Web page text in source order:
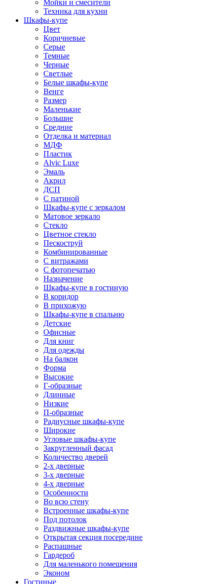
Мойки и смесители
Техника для кухни
Шкафы-купе
Цвет
Коричневые
Серые
Темные
Черные
Светлые
Белые шкафы-купе
Венге
Размер
Маленькие
Большие
Средние
Отделка и материал
МДФ
Пластик
Alvic Luxe
Эмаль
Акрил
ДСП
С патиной
Шкафы-купе с зеркалом
Матовое зеркало
Стекло
Цветное стекло
Пескоструй
Комбинированные
С витражами
С фотопечатью
Назначение
Шкафы-купе в гостиную
В коридор
В прихожую
Шкафы-купе в спальню
Детские
Офисные
Для книг
Для одежды
На балкон
Форма
Высокие
Г-образные
Длинные
Низкие
П-образные
Радиусные шкафы-купе
Широкие
Угловые шкафы-купе
Закругленный фасад
Количество дверей
2-х дверные
3-х дверные
4-х дверные
Особенности
Во всю стену
Встроенные шкафы-купе
Под потолок
Раздвижные шкафы-купе
Открытая секция посередине
Распашные
Гардероб
Для маленького помещения
Эконом
Гостиные